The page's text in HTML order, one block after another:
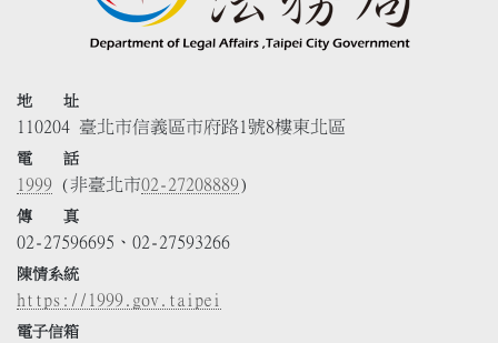
地 址
110204 臺北市信義區市府路1號8樓東北區
電 話
1999 (非臺北市02-27208889)
傳 真
02-27596695、02-27593266
陳情系統
https://1999.gov.taipei
電子信箱